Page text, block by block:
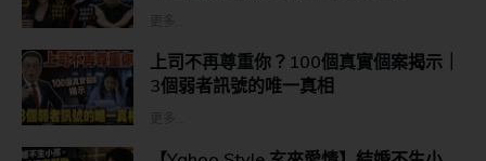
上司不再尊重你？100個真實個案揭示｜
3個弱者訊號的唯一真相